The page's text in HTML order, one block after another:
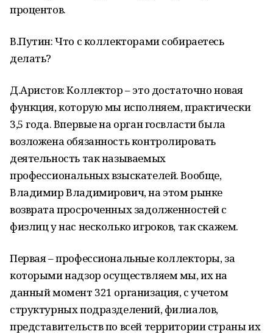
процентов.
В.Путин: Что с коллекторами собираетесь
делать?
Д.Аристов: Коллектор – это достаточно новая
функция, которую мы исполняем, практически
3,5 года. Впервые на орган госвласти была
возложена обязанность контролировать
деятельность так называемых
профессиональных взыскателей. Вообще,
Владимир Владимирович, на этом рынке
возврата просроченных задолженностей с
физлиц у нас несколько игроков, так скажем.
Первая – профессиональные коллекторы, за
которыми надзор осуществляем мы, их на
данный момент 321 организация, с учетом
структурных подразделений, филиалов,
представительств по всей территории страны их